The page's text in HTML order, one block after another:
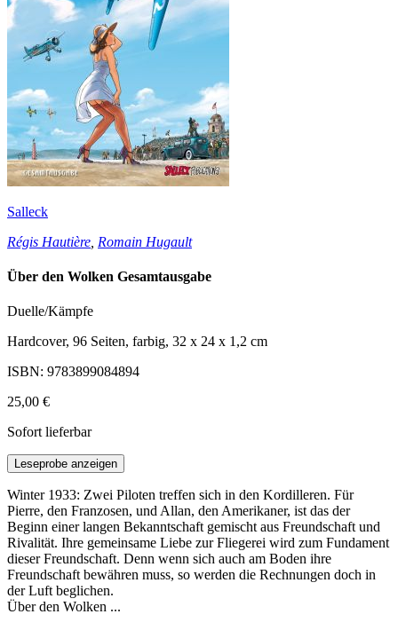
Salleck
Régis Hautière Romain Hugault
Über den Wolken Gesamtausgabe
Duelle/Kämpfe
Hardcover, 96 Seiten, farbig, 32 x 24 x 1,2 cm
ISBN: 9783899084894
25,00 €
Sofort lieferbar
Leseprobe anzeigen
Winter 1933: Zwei Piloten treffen sich in den Kordilleren. Für
Pierre, den Franzosen, und Allan, den Amerikaner, ist das der
Beginn einer langen Bekanntschaft gemischt aus Freundschaft und
Rivalität. Ihre gemeinsame Liebe zur Fliegerei wird zum Fundament
dieser Freundschaft. Denn wenn sich auch am Boden ihre
Freundschaft bewähren muss, so werden die Rechnungen doch in
der Luft beglichen.
Über den Wolken ...